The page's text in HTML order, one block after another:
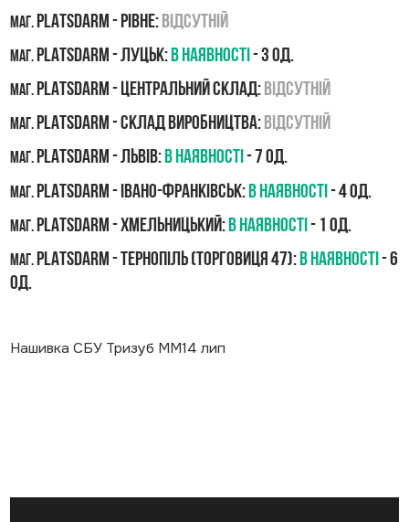
маг.PLATSDARM - Рівне:Відсутній
маг.PLATSDARM - Луцьк:В наявності- 3 од.
маг.PLATSDARM - Центральний склад:Відсутній
маг.PLATSDARM - Склад виробництва:Відсутній
маг.PLATSDARM - Львів:В наявності- 7 од.
маг.PLATSDARM - Івано-Франківськ: В наявності - 4 од.
маг.PLATSDARM - Хмельницький:В наявності- 1 од.
маг.PLATSDARM - Тернопіль (Торговиця 47):В наявності- 6
од.
Нашивка СБУ Тризуб ММ14 лип